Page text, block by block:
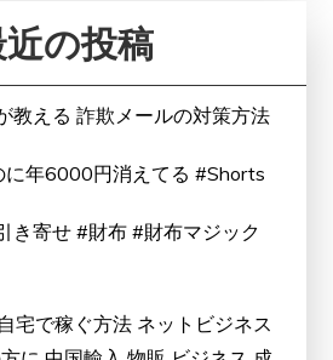
の投稿
教える 詐欺メールの対策方法
に年6000円消えてる #Shorts
き寄せ #財布 #財布マジック
宅で稼ぐ方法 ネットビジネス